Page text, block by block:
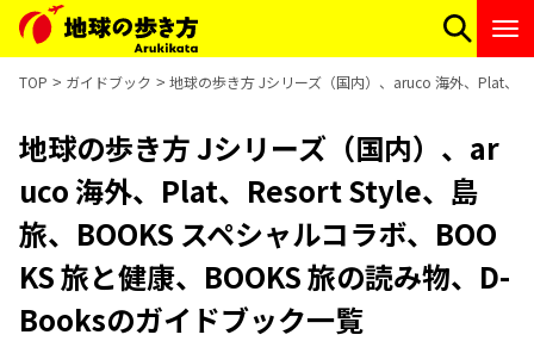
TOP ガイドブック 地球の歩き方 Jシリーズ（国内）、aruco 海外、Plat、
地球の歩き方 Jシリーズ（国内）、ar
uco 海外、Plat、Resort Style、島
旅、BOOKS スペシャルコラボ、BOO
KS 旅と健康、BOOKS 旅の読み物、D-
Booksのガイドブック一覧